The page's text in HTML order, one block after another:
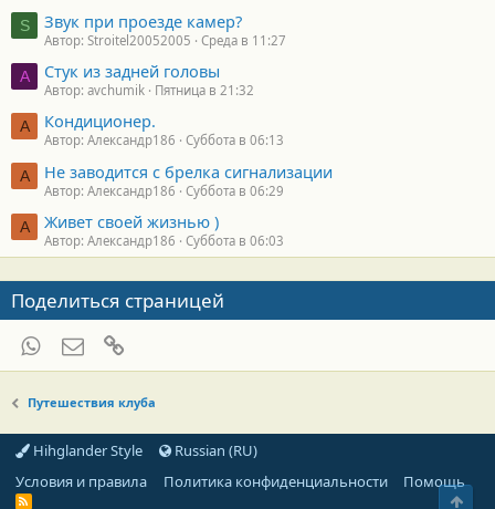
S Звук при проезде камер?
Автор: Stroitel20052005 Среда в 11:27
A Стук из задней головы
Автор: avchumik Пятница в 21:32
А Кондиционер.
Автор: Александр186 Суббота в 06:13
А Не заводится с брелка сигнализации
Автор: Александр186 Суббота в 06:29
А Живет своей жизнью )
Автор: Александр186 Суббота в 06:03
Поделиться страницей
WhatsAppЭлектронная почта
Путешествия клуба
Hihglander Style
Russian (RU)
Условия и правила
Политика конфиденциальности Помощь
R